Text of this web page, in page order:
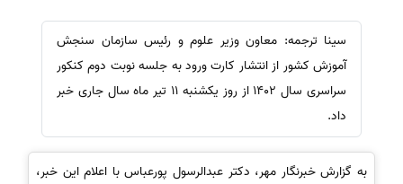
سینا ترجمه: معاون وزیر علوم و رئیس سازمان سنجش
آموزش کشور از انتشار کارت ورود به جلسه نوبت دوم کنکور
سراسری سال 1402 از روز یکشنبه 11 تیر ماه سال جاری خبر
داد.
به گزارش خبرنگار مهر، دکتر عبدالرسول پورعباس با اعلام این خبر،